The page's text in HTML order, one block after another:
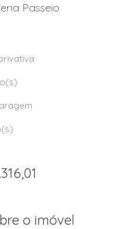
Passeio
o imóvel